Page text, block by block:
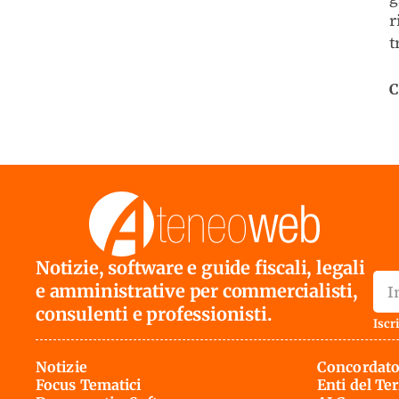
Notizie, software e guide fiscali, legali
e amministrative per commercialisti,
consulenti e professionisti.
Notizie
Focus Tematici
Enti del